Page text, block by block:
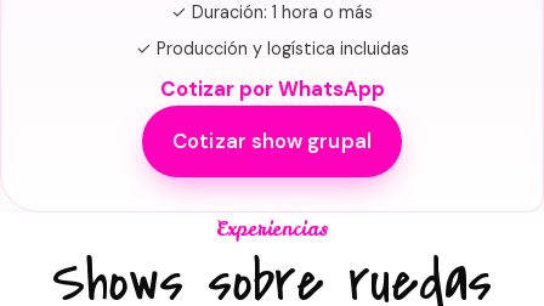
✓ Duración: 1 hora o más
✓ Producción y logística incluidas
Cotizar por WhatsApp
Cotizar show grupal
Experiencias
Shows sobre ruedas